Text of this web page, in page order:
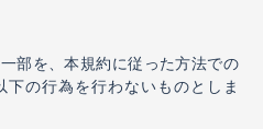
部を、本規約に従った方法での
の行為を行わないものとしま